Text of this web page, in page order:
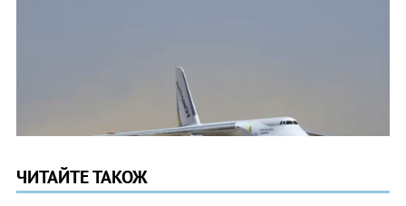
ЧИТАЙТЕ ТАКОЖ